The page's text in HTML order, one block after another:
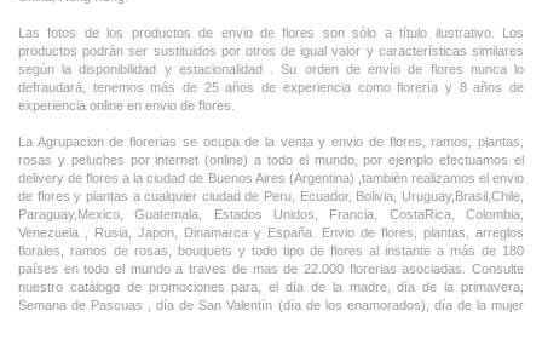
Las fotos de los productos de envio de flores son sólo a título ilustrativo. Los
productos podrán ser sustituidos por otros de igual valor y características similares
según la disponibilidad y estacionalidad . Su orden de envío de flores nunca lo
defraudará, tenemos más de 25 años de experiencia como florería y 8 años de
experiencia online en envio de flores.
La Agrupacion de florerias se ocupa de la venta y envio de flores, ramos, plantas,
rosas y peluches por internet (online) a todo el mundo, por ejemplo efectuamos el
delivery de flores a la ciudad de Buenos Aires (Argentina) ,tambièn realizamos el envio
de flores y plantas a cualquier ciudad de Peru, Ecuador, Bolivia, Uruguay,Brasil,Chile,
Paraguay,Mexico, Guatemala, Estados Unidos, Francia, CostaRica, Colombia,
Venezuela , Rusia, Japon, Dinamarca y España. Envio de flores, plantas, arreglos
florales, ramos de rosas, bouquets y todo tipo de flores al instante a más de 180
países en todo el mundo a traves de mas de 22.000 florerias asociadas. Consulte
nuestro catálogo de promociones para, el día de la madre, día de la primavera,
Semana de Pascuas , día de San Valentín (día de los enamorados), día de la mujer